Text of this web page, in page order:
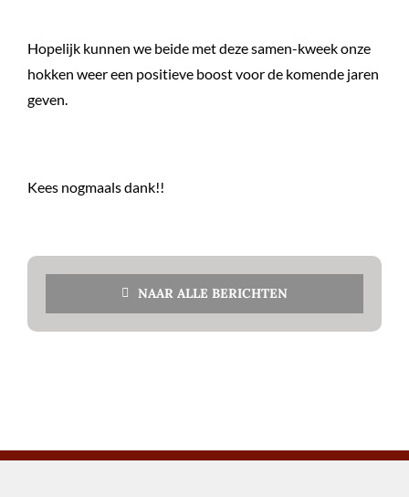
Hopelijk kunnen we beide met deze samen-kweek onze
hokken weer een positieve boost voor de komende jaren
geven.
Kees nogmaals dank!!
NAAR ALLE BERICHTEN